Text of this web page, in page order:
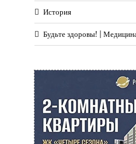
История
Будьте здоровы! |